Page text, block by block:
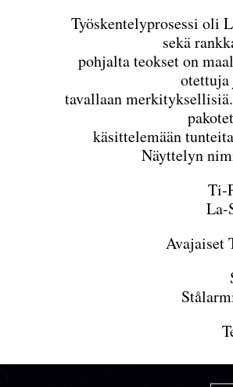
Työskentelyprosessi oli
sekä
pohjalta teokset on
tavallaan
käsittelemään
Näyttelyn
Ti-
La-
Avajaiset